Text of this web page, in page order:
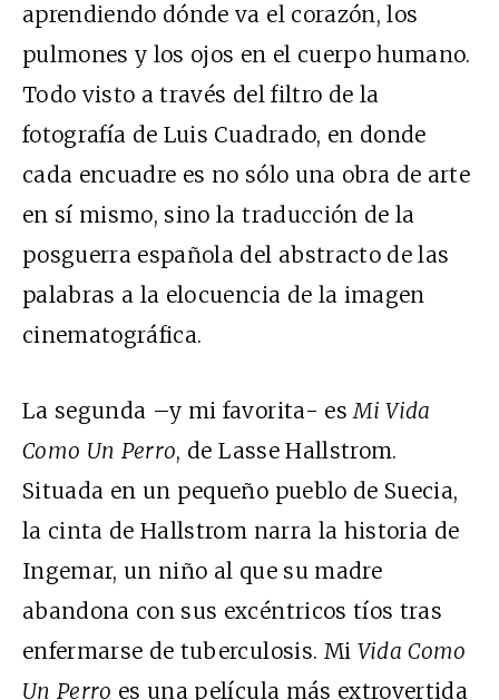
aprendiendo dónde va el corazón, los
pulmones y los ojos en el cuerpo humano.
Todo visto a través del filtro de la
fotografía de Luis Cuadrado, en donde
cada encuadre es no sólo una obra de arte
en sí mismo, sino la traducción de la
posguerra española del abstracto de las
palabras a la elocuencia de la imagen
cinematográfica.
La segunda –y mi favorita- esMi Vida
Como Un Perro, de Lasse Hallstrom.
Situada en un pequeño pueblo de Suecia,
la cinta de Hallstrom narra la historia de
Ingemar, un niño al que su madre
abandona con sus excéntricos tíos tras
enfermarse de tuberculosis. Mi Vida Como
Un Perro es una película más extrovertida